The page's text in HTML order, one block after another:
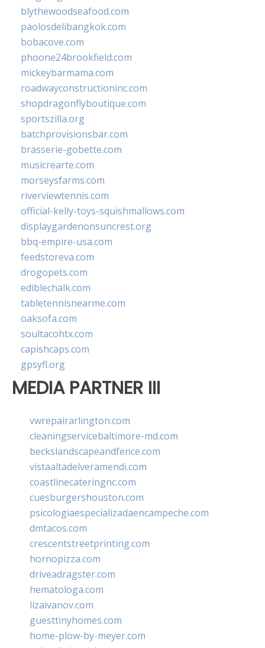
blythewoodseafood.com
paolosdelibangkok.com
bobacove.com
phoone24brookfield.com
mickeybarmama.com
roadwayconstructioninc.com
shopdragonflyboutique.com
sportszilla.org
batchprovisionsbar.com
brasserie-gobette.com
musicrearte.com
morseysfarms.com
riverviewtennis.com
official-kelly-toys-squishmallows.com
displaygardenonsuncrest.org
bbq-empire-usa.com
feedstoreva.com
drogopets.com
ediblechalk.com
tabletennisnearme.com
oaksofa.com
soultacohtx.com
capishcaps.com
gpsyfl.org
MEDIA PARTNER III
vwrepairarlington.com
cleaningservicebaltimore-md.com
beckslandscapeandfence.com
vistaaltadelveramendi.com
coastlinecateringnc.com
cuesburgershouston.com
psicologiaespecializadaencampeche.com
dmtacos.com
crescentstreetprinting.com
hornopizza.com
driveadragster.com
hematologa.com
lizaivanov.com
guesttinyhomes.com
home-plow-by-meyer.com